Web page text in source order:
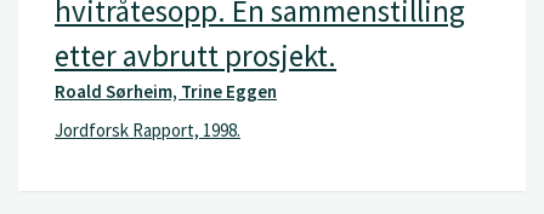
hvitråtesopp. En sammenstilling
etter avbrutt prosjekt.
Roald Sørheim, Trine Eggen
Jordforsk Rapport, 1998.